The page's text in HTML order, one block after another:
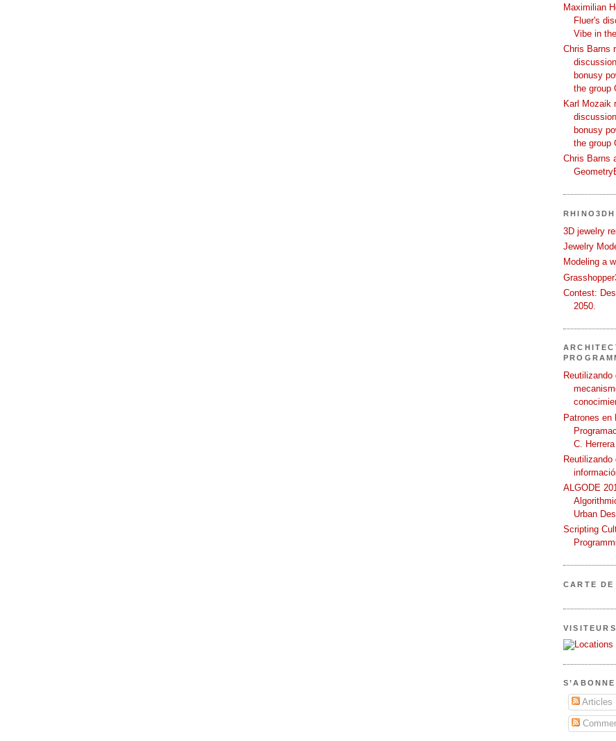
Maximilian
Fluer's
Vibe in
Chris Barns
bonusy
the group
Karl Mozaik
bonusy
the group
Chris Barns
3D jewelry
Jewelry
Modeling a
Contest:
2050.
Patrones en
C. Herrera
ALGODE
Urban
Scripting
CARTE
VISITEURS
Articles